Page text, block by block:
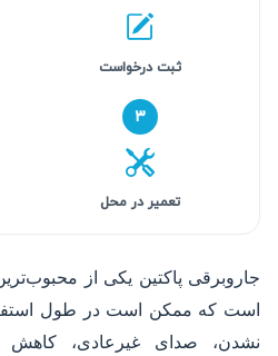
ثبت درخواست
۳
تعمیر در محل
جاروبرقی پاکتین یکی از
است که ممکن است در طول
نشدن، صدای غیرعادی،